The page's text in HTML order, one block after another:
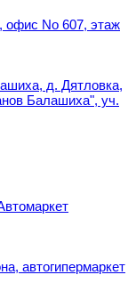
офис No 607, этаж
д. Дятловка,
Балашиха", уч.
автогипермаркет